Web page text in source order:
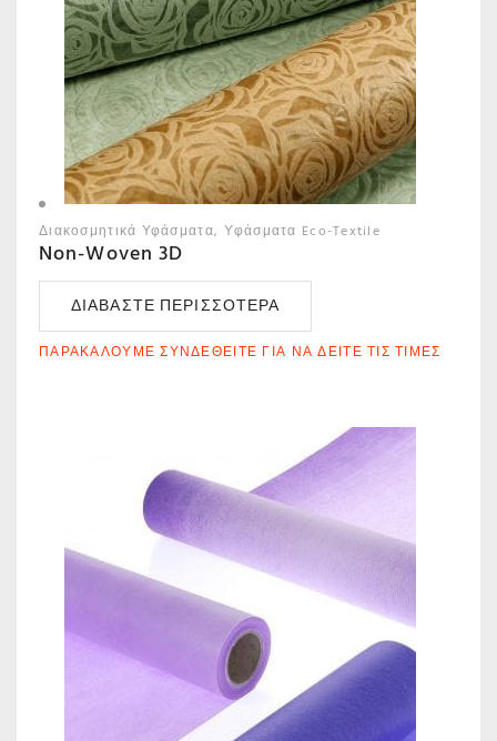
Διακοσμητικά Υφάσματα Υφάσματα Eco-Textile
Non-Woven 3D
ΔΙΑΒΆΣΤΕ ΠΕΡΙΣΣΌΤΕΡΑ
ΠΑΡΑΚΑΛΟΎΜΕ ΣΥΝΔΕΘΕΊΤΕ ΓΙΑ ΝΑ ΔΕΊΤΕ ΤΙΣ ΤΙΜΈΣ